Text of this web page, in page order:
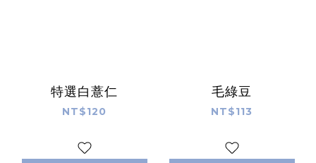
特選白薏仁
NT$120
毛綠豆
NT$113